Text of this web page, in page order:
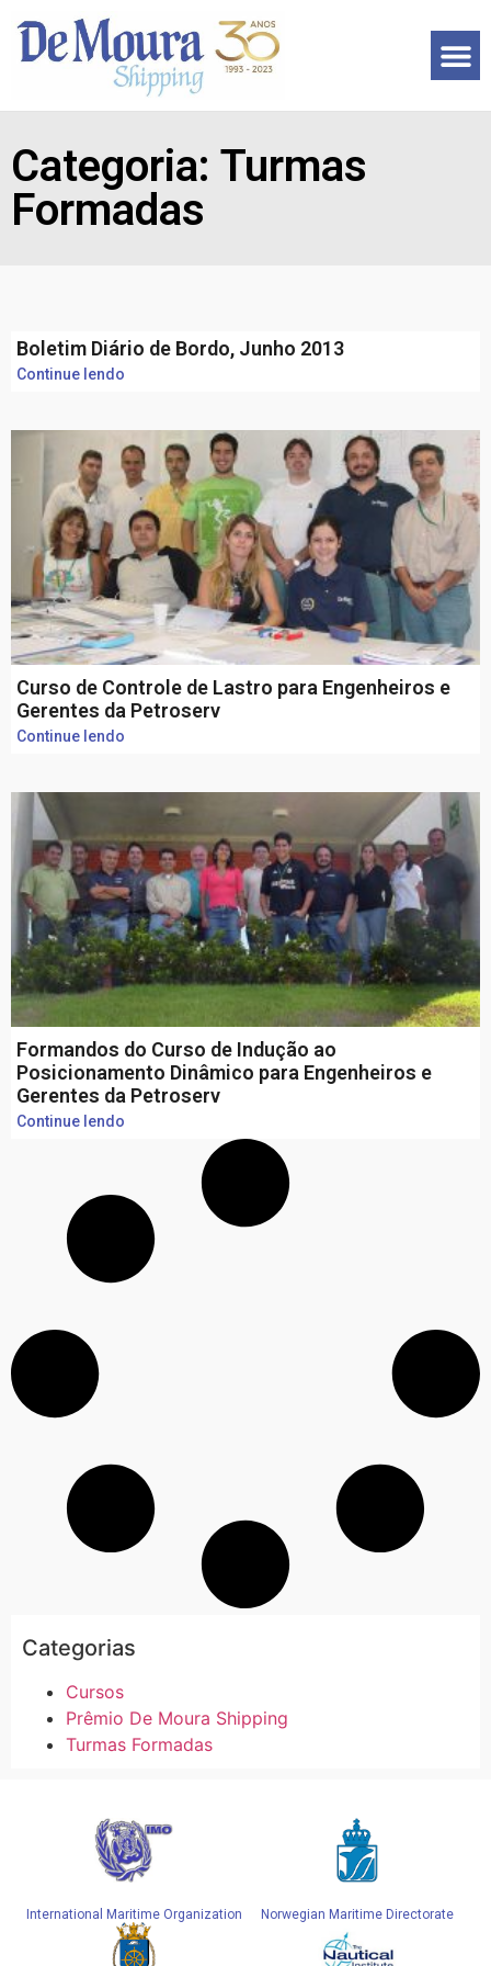
Categoria: Turmas
Formadas
Boletim Diário de Bordo, Junho 2013
Continue lendo
Curso de Controle de Lastro para Engenheiros e
Gerentes da Petroserv
Continue lendo
Formandos do Curso de Indução ao
Posicionamento Dinâmico para Engenheiros e
Gerentes da Petroserv
Continue lendo
Categorias
Cursos
Prêmio De Moura Shipping
Turmas Formadas
International Maritime Organization Norwegian Maritime Directorate